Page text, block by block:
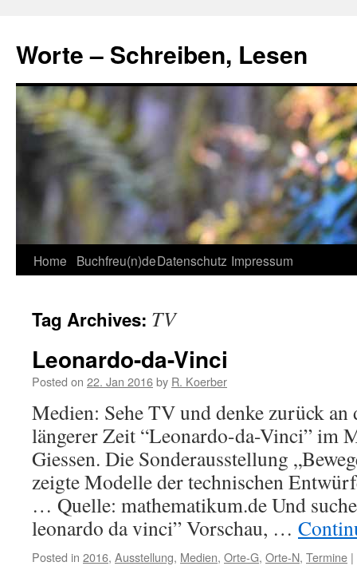
content
Worte – Schreiben, Lesen
Home Buchfreu(n)deDatenschutz Impressum
Tag Archives: TV
Leonardo-da-Vinci
Posted on 22. Jan 2016by R. Koerber
Medien: Sehe TV und denke zurück
längerer Zeit “Leonardo-da-Vinci” im
Giessen. Die Sonderausstellung
zeigte Modelle der technischen
… Quelle: mathematikum.de Und
leonardo da vinci” Vorschau, …
Posted in 2016, Ausstellung, Medien, Orte-G, Orte-N, Termine |